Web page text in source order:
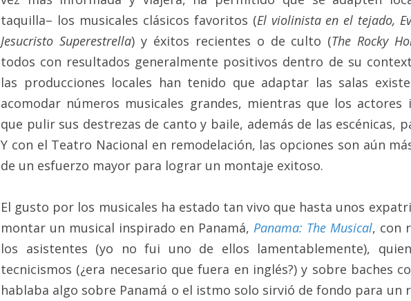
taquilla– los musicales clásicos favoritos (El violinista en el tejado,
Jesucristo Superestrella) y éxitos recientes o de culto (The Rocky
todos con resultados generalmente positivos dentro de su
las producciones locales han tenido que adaptar las salas
acomodar números musicales grandes, mientras que los actores
que pulir sus destrezas de canto y baile, además de las escénicas,
Y con el Teatro Nacional en remodelación, las opciones son aún
de un esfuerzo mayor para lograr un montaje exitoso.
El gusto por los musicales ha estado tan vivo que hasta unos
montar un musical inspirado en Panamá, Panama: The Musical, con
los asistentes (yo no fui uno de ellos lamentablemente),
tecnicismos (¿era necesario que fuera en inglés?) y sobre baches
hablaba algo sobre Panamá o el istmo solo sirvió de fondo para un